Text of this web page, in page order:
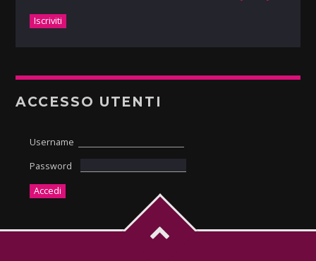
ACCESSO UTENTI
Username
Password